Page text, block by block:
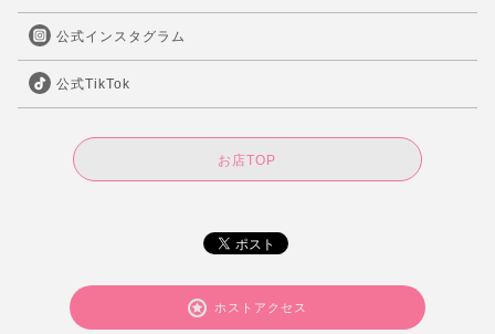
公式インスタグラム
公式TikTok
お店TOP
ホストアクセス